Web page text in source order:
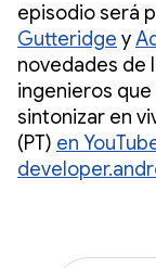
episodio será
Gutteridge y
novedades de
ingenieros
sintonizar en
(PT) en